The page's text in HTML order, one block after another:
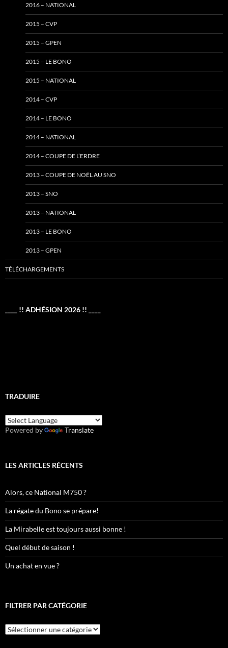
2016 – NATIONAL
2015 – CVP
2015 – GPEN
2015 – LE BONO
2015 – NATIONAL
2014 – CVP
2014 – LE BONO
2014 – NATIONAL
2014 – COUPE DE L’ERDRE
2013 – COUPE DE NOËL AU SNO
2013 – SNO
2013 – NATIONAL
2013 – LE BONO
2013 – GPEN
TÉLÉCHARGEMENTS
____ !! ADHÉSION 2026 !! ____
TRADUIRE
Powered by Translate
LES ARTICLES RÉCENTS
Alors, ce National M750 ?
La régate du Bono se prépare!
La Mirabelle est toujours aussi bonne !
Quel début de saison !
Un achat en vue ?
FILTRER PAR CATÉGORIE
Filtrer
par